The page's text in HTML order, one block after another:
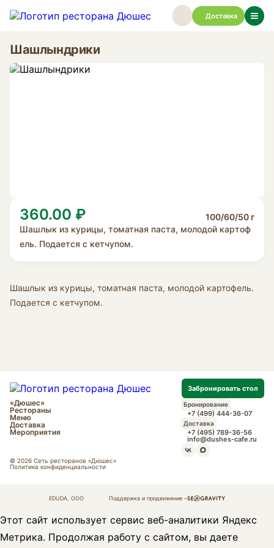
Доставка
Шашлындрики
360.00 ₽
100/60/50 г
Шашлык из курицы, томатная паста, молодой картоф
ель. Подается с кетчупом.
Шашлык из курицы, томатная паста, молодой картофель.
Подается с кетчупом.
Забронировать стол
«Дюшес»
Рестораны
Меню
Доставка
Мероприятия
Бронирование
+7 (499) 444-36-07
Доставка
+7 (495) 789-36-56
info@dushes-cafe.ru
© 2026 Сеть ресторанов «Дюшес»
Политика конфиденциальности
EDUDA, OOO Поддержка и продвижение –
Этот сайт использует сервис веб-аналитики Яндекс
Метрика. Продолжая работу с сайтом, вы даете